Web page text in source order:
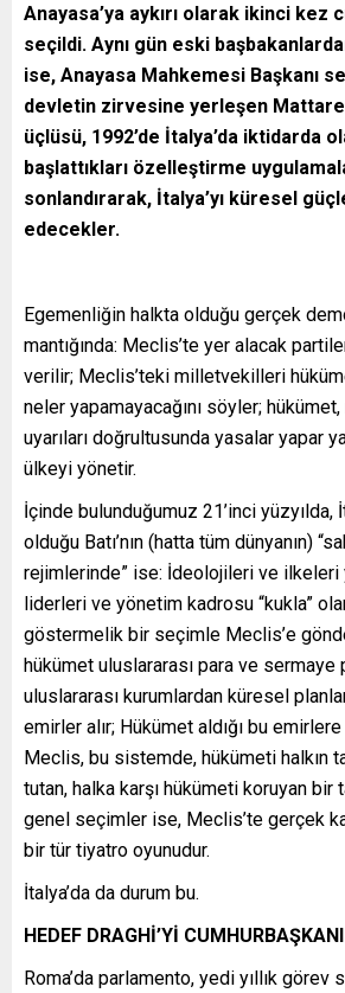
Anayasa’ya aykırı olarak ikinci kez
seçildi. Aynı gün eski
ise, Anayasa Mahkemesi Başkanı
devletin zirvesine yerleşen
üçlüsü, 1992’de İtalya’da iktidarda
başlattıkları özelleştirme
sonlandırarak, İtalya’yı küresel
edecekler.
Egemenliğin halkta olduğu gerçek
mantığında: Meclis’te yer alacak
verilir; Meclis’teki milletvekilleri
neler yapamayacağını söyler;
uyarıları doğrultusunda yasalar yapar
ülkeyi yönetir.
İçinde bulunduğumuz 21’inci yüzyılda,
olduğu Batı’nın (hatta tüm dünyanın)
rejimlerinde” ise: İdeolojileri ve ilkeleri
liderleri ve yönetim kadrosu “kukla”
göstermelik bir seçimle Meclis’e
hükümet uluslararası para ve sermaye
uluslararası kurumlardan küresel
emirler alır; Hükümet aldığı bu
Meclis, bu sistemde, hükümeti halkın
tutan, halka karşı hükümeti koruyan bir
genel seçimler ise, Meclis’te gerçek
bir tür tiyatro oyunudur.
İtalya’da da durum bu.
HEDEF DRAGHİ’Yİ
Roma’da parlamento, yedi yıllık görev